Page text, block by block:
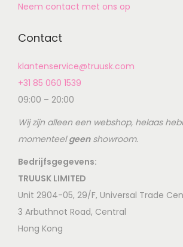
Neem contact met ons op
Contact
klantenservice@truusk.com
+31 85 060 1539
09:00 – 20:00
Wij zijn alleen een webshop, helaas
momenteelgeenshowroom.
Bedrijfsgegevens:
TRUUSK LIMITED
Unit 2904-05, 29/F, Universal Trade
3 Arbuthnot Road, Central
Hong Kong